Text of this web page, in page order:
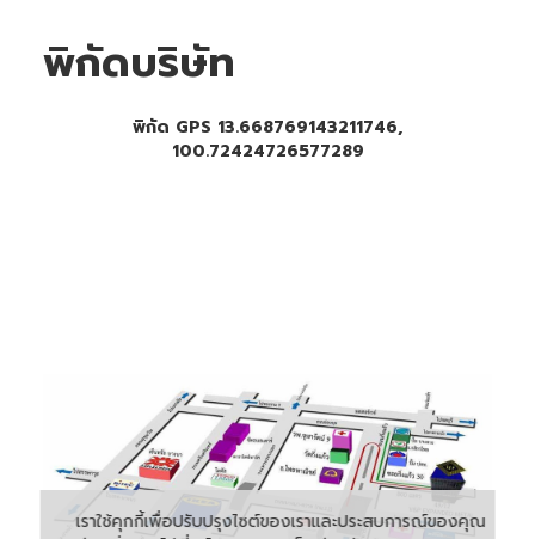
พิกัดบริษัท
พิกัด GPS 13.668769143211746,
100.72424726577289
เราใช้คุกกี้เพื่อปรับปรุงไซต์ของเราและประสบการณ์ของคุณ